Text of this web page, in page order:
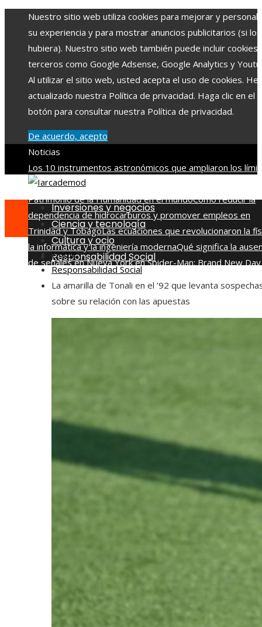
Nuestro sitio web utiliza cookies para mejorar y
su experiencia y para mostrar anuncios publicitarios (si los
hubiera). Nuestro sitio web también puede incluir cookies
terceros como Google Adsense, Google Analytics y
Al utilizar el sitio web, usted acepta el uso de cookies.
actualizado nuestra Política de privacidad. Haga clic en el
botón para consultar nuestra Política de privacidad.
De acuerdo, acepto
Noticias
Los 10 instrumentos astronómicos que ampliaron los
del cosmosLas ciudades con mayor concentración de
Patrimonio de la Humanidad en el mundoCómo reducir la
dependencia de hidrocarburos y promover empleos en
Trinidad y TobagoLas ecuaciones que revolucionaron la
la informática y la ingeniería modernaQué significa la
de señales en Nueva York en Spider-Man: Brand New Day
domingo, agosto 9
Inversiones y negocios
Ciencia y tecnología
Cultura y ocio
Responsabilidad Social
Home
Responsabilidad Social
La amarilla de Tonali en el ’92 que levanta
sobre su relación con las apuestas